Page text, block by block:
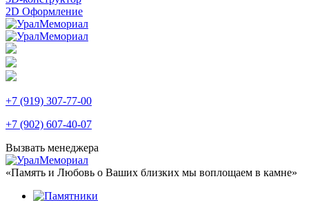
2D Оформление
+7 (919) 307-77-00
+7 (902) 607-40-07
Вызвать менеджера
«Память и Любовь о Ваших близких мы воплощаем в камне»